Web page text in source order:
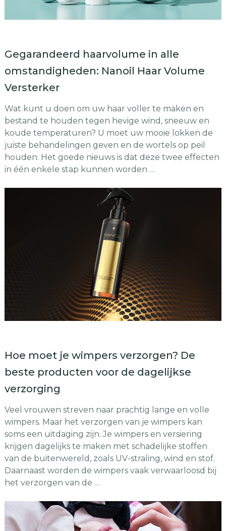
Gegarandeerd haarvolume in alle
omstandigheden: Nanoil Haar Volume
Versterker
Wat kunt u doen om uw haar voller te maken en
bestand te houden tegen hevige wind, sneeuw en
koude temperaturen? U moet uw mooie lokken de
juiste behandelingen geven en de wortels op peil
houden. Het goede nieuws is dat deze twee effecten
in één enkele stap kunnen worden …
Hoe moet je wimpers verzorgen? De
beste producten voor de dagelijkse
verzorging
Veel vrouwen streven naar prachtig lange en volle
wimpers. Maar het verzorgen van je wimpers kan
soms een uitdaging zijn. Je wimpers en versiering
krijgen dagelijks te maken met schadelijke stoffen
van de buitenwereld, zoals UV-straling, wind en stof.
Daarnaast worden de wimpers vaak verwaarloosd bij
het verzorgen van de …